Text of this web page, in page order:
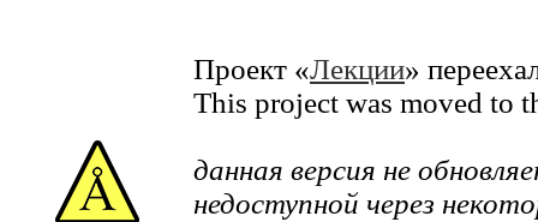
Проект «Лекции»
This project was moved to
данная версия не
недоступной через